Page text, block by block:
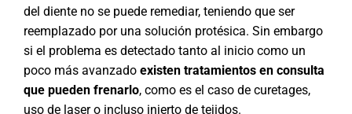
del diente no se puede remediar, teniendo que ser
reemplazado por una solución protésica. Sin embargo
si el problema es detectado tanto al inicio como un
poco más avanzado existen tratamientos en consulta
que pueden frenarlo, como es el caso de curetages,
uso de laser o incluso injerto de tejidos.